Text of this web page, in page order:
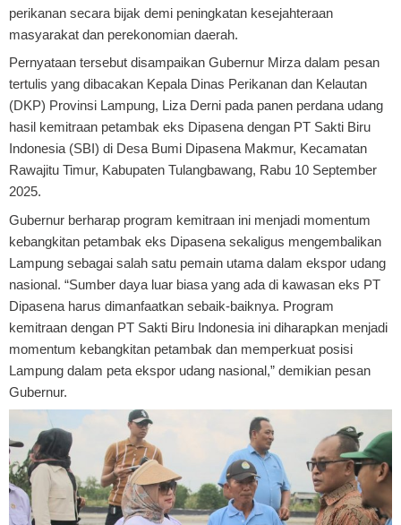
perikanan secara bijak demi peningkatan kesejahteraan
masyarakat dan perekonomian daerah.
Pernyataan tersebut disampaikan Gubernur Mirza dalam pesan
tertulis yang dibacakan Kepala Dinas Perikanan dan Kelautan
(DKP) Provinsi Lampung, Liza Derni pada panen perdana udang
hasil kemitraan petambak eks Dipasena dengan PT Sakti Biru
Indonesia (SBI) di Desa Bumi Dipasena Makmur, Kecamatan
Rawajitu Timur, Kabupaten Tulangbawang, Rabu 10 September
2025.
Gubernur berharap program kemitraan ini menjadi momentum
kebangkitan petambak eks Dipasena sekaligus mengembalikan
Lampung sebagai salah satu pemain utama dalam ekspor udang
nasional. “Sumber daya luar biasa yang ada di kawasan eks PT
Dipasena harus dimanfaatkan sebaik-baiknya. Program
kemitraan dengan PT Sakti Biru Indonesia ini diharapkan menjadi
momentum kebangkitan petambak dan memperkuat posisi
Lampung dalam peta ekspor udang nasional,” demikian pesan
Gubernur.